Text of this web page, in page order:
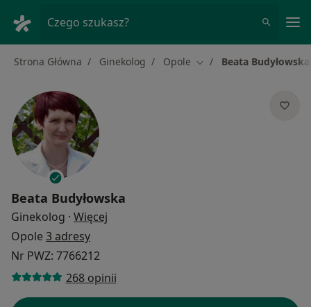
Czego szukasz?
Strona Główna Ginekolog Opole Zmień miasto
Beata Budyłowska
Beata Budyłowska
Ginekolog · Więcej
Opole 3 adresy
Nr PWZ: 7766212
268 opinii